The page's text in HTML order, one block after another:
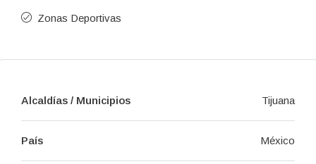
Zonas Deportivas
Alcaldías / Municipios Tijuana
País México